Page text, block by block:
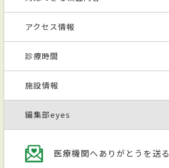
アクセス情報
診療時間
施設情報
編集部eyes
医療機関へありがとうを送る